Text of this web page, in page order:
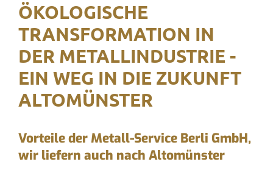
ÖKOLOGISCHE
TRANSFORMATION IN
DER METALLINDUSTRIE -
EIN WEG IN DIE ZUKUNFT
ALTOMÜNSTER
Vorteile der Metall-Service Berli GmbH,
wir liefern auch nach Altomünster